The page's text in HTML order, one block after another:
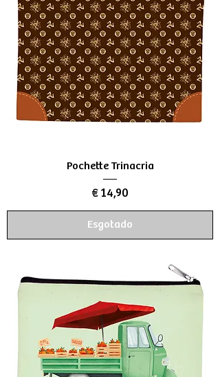
Pochette Trinacria
Preço
€ 14,90
Esgotado